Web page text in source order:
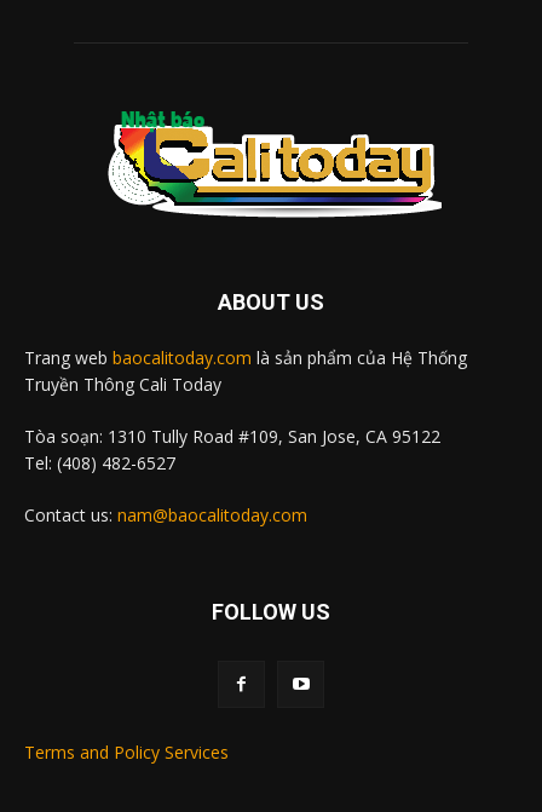
ABOUT US
Trang web baocalitoday.com là sản phẩm của Hệ Thống
Truyền Thông Cali Today
Tòa soạn: 1310 Tully Road #109, San Jose, CA 95122
Tel: (408) 482-6527
Contact us: nam@baocalitoday.com
FOLLOW US
Terms and Policy Services